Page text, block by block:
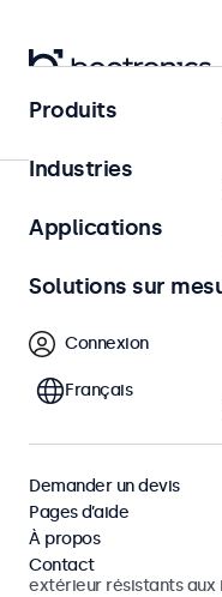
Accueil
Moniteurs et
extérieur
Découvrez nos
extérieur résistants aux
Produits
Industries
Applications
Solutions sur
Connexion
Français
Demander un devis
Pages d’aide
À propos
Contact